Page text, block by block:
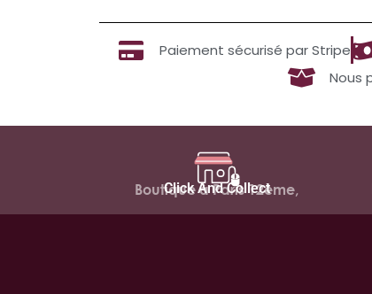
Paiement sécurisé par Stripe
Nous
Click And Collect
Boutique à Paris 12ème,